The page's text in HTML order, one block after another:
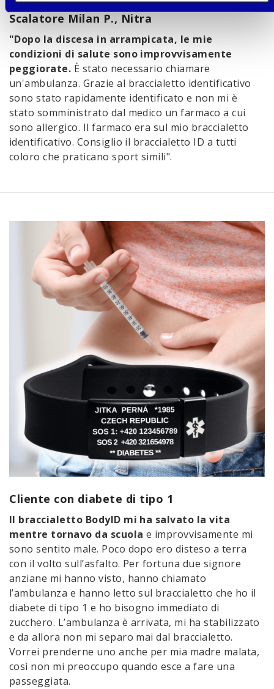
Scalatore Milan P., Nitra
"Dopo la discesa in arrampicata, le mie
condizioni di salute sono improvvisamente
peggiorate. È stato necessario chiamare
un'ambulanza. Grazie al braccialetto identificativo
sono stato rapidamente identificato e non mi è
stato somministrato dal medico un farmaco a cui
sono allergico. Il farmaco era sul mio braccialetto
identificativo. Consiglio il braccialetto ID a tutti
coloro che praticano sport simili".
Cliente con diabete di tipo 1
Il braccialetto BodyID mi ha salvato la vita
mentre tornavo da scuola e improvvisamente mi
sono sentito male. Poco dopo ero disteso a terra
con il volto sull’asfalto. Per fortuna due signore
anziane mi hanno visto, hanno chiamato
l’ambulanza e hanno letto sul braccialetto che ho il
diabete di tipo 1 e ho bisogno immediato di
zucchero. L’ambulanza è arrivata, mi ha stabilizzato
e da allora non mi separo mai dal braccialetto.
Vorrei prenderne uno anche per mia madre malata,
così non mi preoccupo quando esce a fare una
passeggiata.